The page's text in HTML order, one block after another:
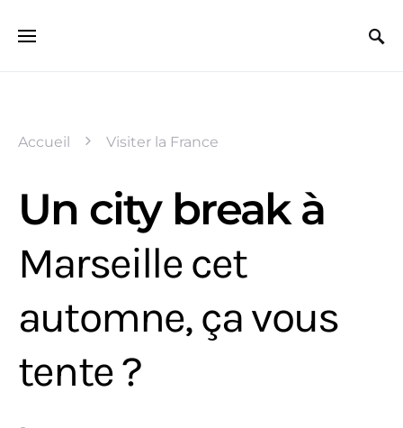
Accueil Visiter la France
Un city break à
Marseille cet
automne, ça vous
tente ?